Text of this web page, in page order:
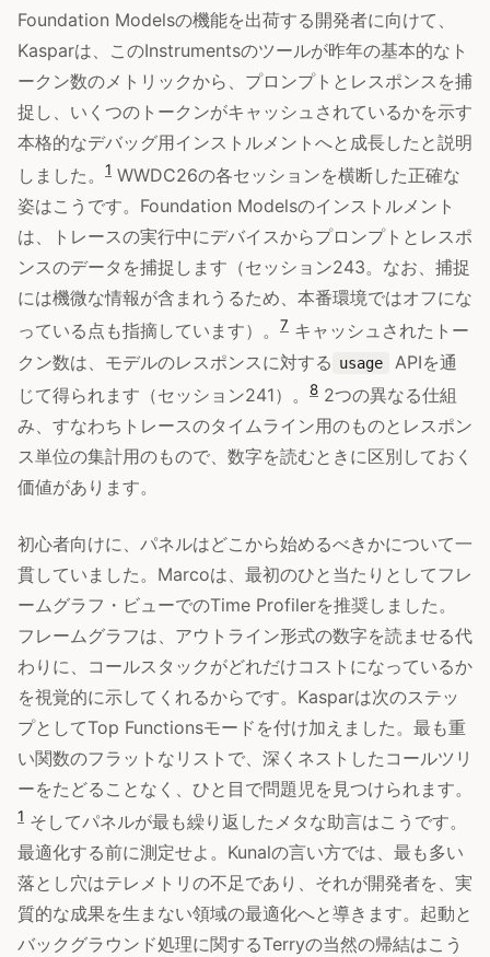
Foundation Modelsの機能を出荷する開発者に向けて、
Kasparは、このInstrumentsのツールが昨年の基本的なト
ークン数のメトリックから、プロンプトとレスポンスを捕
捉し、いくつのトークンがキャッシュされているかを示す
本格的なデバッグ用インストルメントへと成長したと説明
しました。
1 WWDC26の各セッションを横断した正確な
姿はこうです。Foundation Modelsのインストルメント
は、トレースの実行中にデバイスからプロンプトとレスポ
ンスのデータを捕捉します（セッション243。なお、捕捉
には機微な情報が含まれうるため、本番環境ではオフにな
っている点も指摘しています）。
7 キャッシュされたトー
クン数は、モデルのレスポンスに対する usage
APIを通
じて得られます（セッション241）。
8 2つの異なる仕組
み、すなわちトレースのタイムライン用のものとレスポン
ス単位の集計用のもので、数字を読むときに区別しておく
価値があります。
初心者向けに、パネルはどこから始めるべきかについて一
貫していました。Marcoは、最初のひと当たりとしてフレ
ームグラフ・ビューでのTime Profilerを推奨しました。
フレームグラフは、アウトライン形式の数字を読ませる代
わりに、コールスタックがどれだけコストになっているか
を視覚的に示してくれるからです。Kasparは次のステッ
プとしてTop Functionsモードを付け加えました。最も重
い関数のフラットなリストで、深くネストしたコールツリ
ーをたどることなく、ひと目で問題児を見つけられます。
1 そしてパネルが最も繰り返したメタな助言はこうです。
最適化する前に測定せよ。Kunalの言い方では、最も多い
落とし穴はテレメトリの不足であり、それが開発者を、実
質的な成果を生まない領域の最適化へと導きます。起動と
バックグラウンド処理に関するTerryの当然の帰結はこう